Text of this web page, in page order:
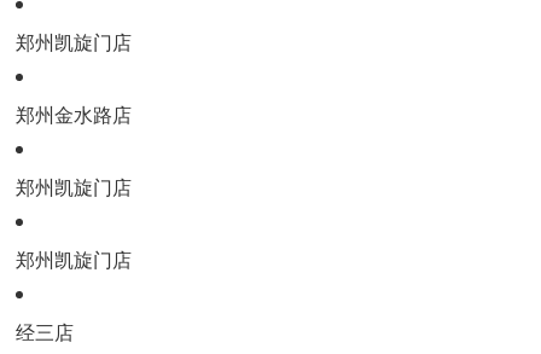
郑州凯旋门店
郑州金水路店
郑州凯旋门店
郑州凯旋门店
经三店